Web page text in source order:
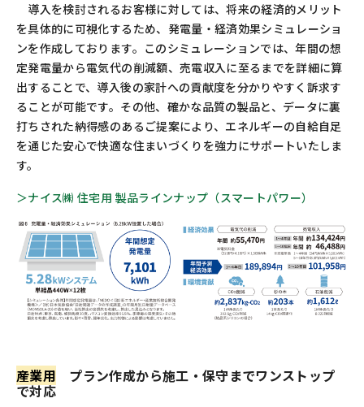
導入を検討されるお客様に対しては、将来の経済的メリット
を具体的に可視化するため、発電量・経済効果シミュレーショ
ンを作成しております。このシミュレーションでは、年間の想
定発電量から電気代の削減額、売電収入に至るまでを詳細に算
出することで、導入後の家計への貢献度を分かりやすく訴求す
ることが可能です。その他、確かな品質の製品と、データに裏
打ちされた納得感のあるご提案により、エネルギーの自給自足
を通じた安心で快適な住まいづくりを強力にサポートいたしま
す。
＞ナイス㈱ 住宅用 製品ラインナップ（スマートパワー）
産業用 プラン作成から施工・保守までワンストップ
で対応